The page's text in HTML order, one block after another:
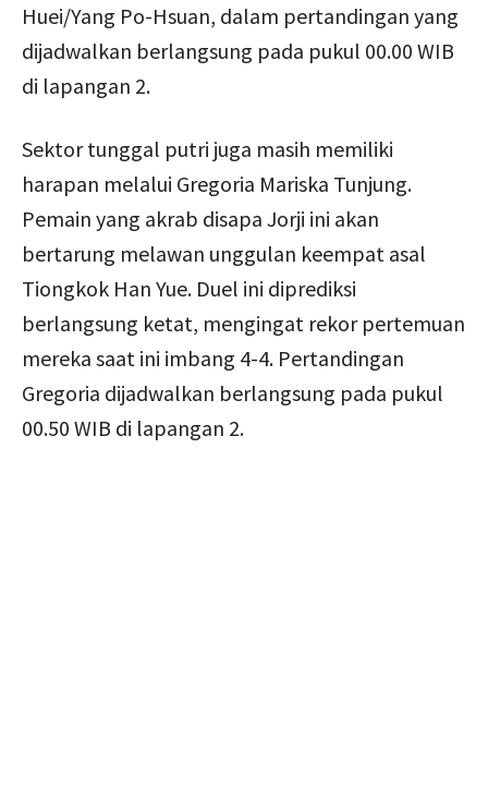
Huei/Yang Po-Hsuan, dalam pertandingan yang
dijadwalkan berlangsung pada pukul 00.00 WIB
di lapangan 2.
Sektor tunggal putri juga masih memiliki
harapan melalui Gregoria Mariska Tunjung.
Pemain yang akrab disapa Jorji ini akan
bertarung melawan unggulan keempat asal
Tiongkok Han Yue. Duel ini diprediksi
berlangsung ketat, mengingat rekor pertemuan
mereka saat ini imbang 4-4. Pertandingan
Gregoria dijadwalkan berlangsung pada pukul
00.50 WIB di lapangan 2.